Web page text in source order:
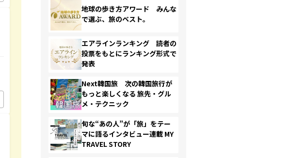
地球の歩き方アワード みんな
で選ぶ、旅のベスト。
エアラインランキング 読者の
投票をもとにランキング形式で
発表
Next韓国旅 次の韓国旅行が
もっと楽しくなる 旅先・グル
メ・テクニック
旬な“あの人”が「旅」をテー
マに語るインタビュー連載 MY
TRAVEL STORY